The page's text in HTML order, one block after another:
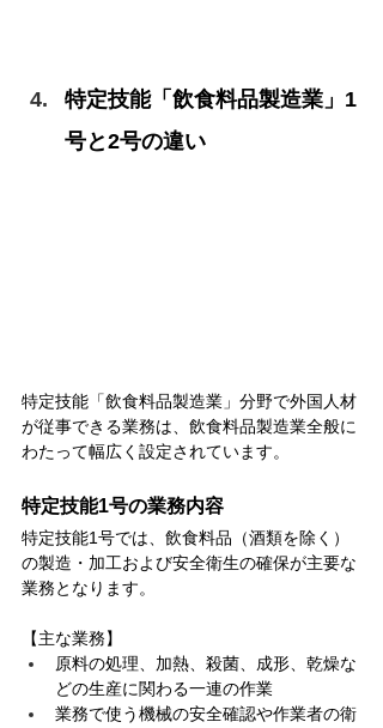
特定技能「飲食料品製造業」1
号と2号の違い
特定技能「飲食料品製造業」分野で外国人材
が従事できる業務は、飲食料品製造業全般に
わたって幅広く設定されています。
特定技能1号の業務内容
特定技能1号では、飲食料品（酒類を除く）
の製造・加工および安全衛生の確保が主要な
業務となります。
【主な業務】
原料の処理、加熱、殺菌、成形、乾燥な
どの生産に関わる一連の作業
業務で使う機械の安全確認や作業者の衛